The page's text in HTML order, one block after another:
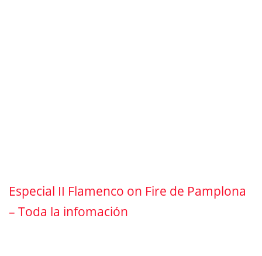
Especial II Flamenco on Fire de Pamplona
– Toda la infomación